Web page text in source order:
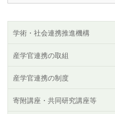
学術・社会連携推進機構
産学官連携の取組
産学官連携の制度
寄附講座・共同研究講座等